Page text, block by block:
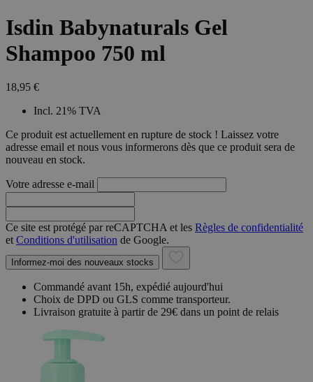
Isdin Babynaturals Gel
Shampoo 750 ml
18,95 €
Incl. 21% TVA
Ce produit est actuellement en rupture de stock ! Laissez votre
adresse email et nous vous informerons dès que ce produit sera de
nouveau en stock.
Votre adresse e-mail
Ce site est protégé par reCAPTCHA et les Règles de confidentialité
et Conditions d'utilisation de Google.
Informez-moi des nouveaux stocks
Commandé avant 15h, expédié aujourd'hui
Choix de DPD ou GLS comme transporteur.
Livraison gratuite à partir de 29€ dans un point de relais